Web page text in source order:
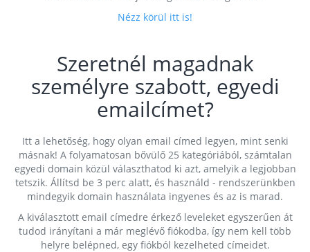
Nézz körül itt is!
Szeretnél magadnak
személyre szabott, egyedi
emailcímet?
Itt a lehetőség, hogy olyan email címed legyen, mint senki
másnak! A folyamatosan bővülő 25 kategóriából, számtalan
egyedi domain közül választhatod ki azt, amelyik a legjobban
tetszik. Állítsd be 3 perc alatt, és használd - rendszerünkben
mindegyik domain használata ingyenes és az is marad.
A kiválasztott email címedre érkező leveleket egyszerűen át
tudod irányítani a már meglévő fiókodba, így nem kell több
helyre belépned, egy fiókból kezelheted címeidet.